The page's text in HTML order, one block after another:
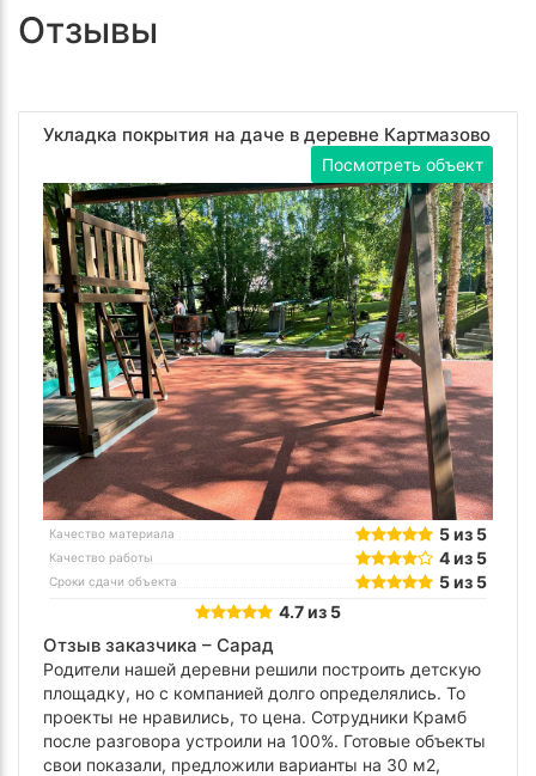
Отзывы
Укладка покрытия на даче в деревне Картмазово
Посмотреть объект
Качество материала 5 из 5
Качество работы 4 из 5
Сроки сдачи объекта
5 из 5
4.7 из 5
Отзыв заказчика – Сарад
Родители нашей деревни решили построить детскую
площадку, но с компанией долго определялись. То
проекты не нравились, то цена. Сотрудники Крамб
после разговора устроили на 100%. Готовые объекты
свои показали, предложили варианты на 30 м2,